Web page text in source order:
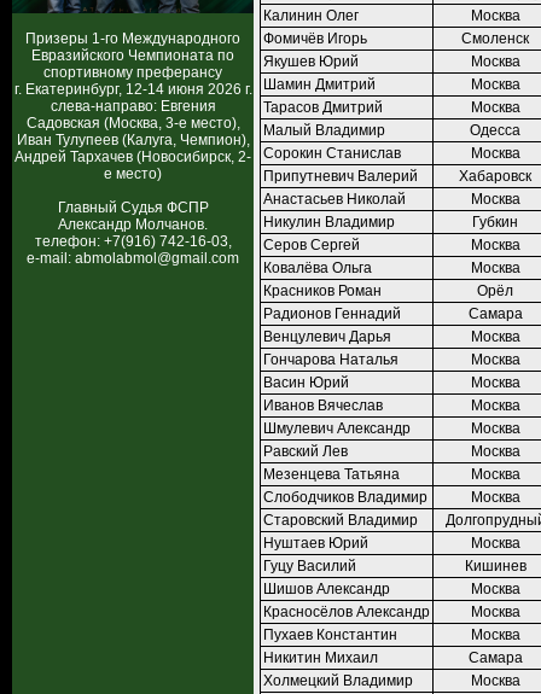
Призеры 1-го Международного
Евразийского Чемпионата по
спортивному преферансу
г. Екатеринбург, 12-14 июня 2026 г.
слева-направо: Евгения
Садовская (Москва, 3-е место),
Иван Тулупеев (Калуга, Чемпион),
Андрей Тархачев (Новосибирск, 2-
е место)
Главный Судья ФСПР
Александр Молчанов.
телефон: +7(916) 742-16-03,
e-mail: abmolabmol@gmail.com
Калинин Олег
Москва
Фомичёв Игорь
Смоленск
Якушев Юрий
Москва
Шамин Дмитрий
Москва
Тарасов Дмитрий
Москва
Малый Владимир
Одесса
Сорокин Станислав
Москва
Припутневич Валерий
Хабаровск
Анастасьев Николай
Москва
Никулин Владимир
Губкин
Серов Сергей
Москва
Ковалёва Ольга
Москва
Красников Роман
Орёл
Радионов Геннадий
Самара
Венцулевич Дарья
Москва
Гончарова Наталья
Москва
Васин Юрий
Москва
Иванов Вячеслав
Москва
Шмулевич Александр
Москва
Равский Лев
Москва
Мезенцева Татьяна
Москва
Слободчиков Владимир
Москва
Старовский Владимир
Нуштаев Юрий
Москва
Гуцу Василий
Кишинев
Шишов Александр
Москва
Красносёлов Александр
Москва
Пухаев Константин
Москва
Никитин Михаил
Самара
Холмецкий Владимир
Москва